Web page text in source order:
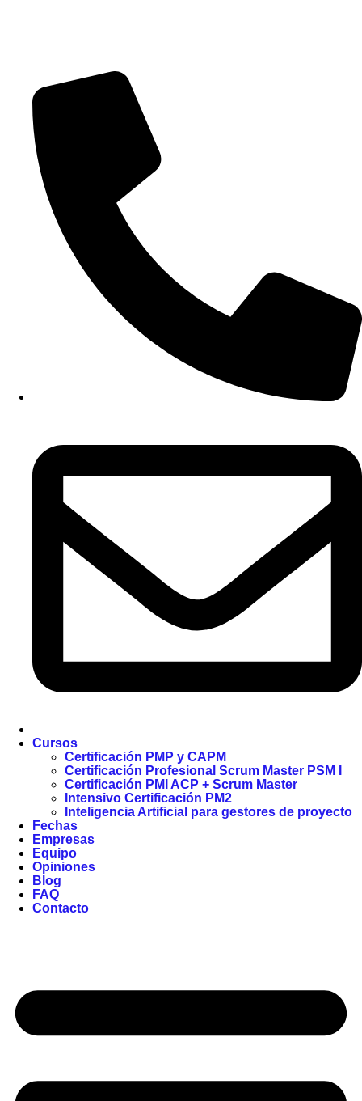
Cursos
Certificación PMP y CAPM
Certificación Profesional Scrum Master PSM I
Certificación PMI ACP + Scrum Master
Intensivo Certificación PM2
Inteligencia Artificial para gestores de proyecto
Fechas
Empresas
Equipo
Opiniones
Blog
FAQ
Contacto